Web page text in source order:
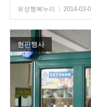
유성행복누리
2014-03-
현판행사